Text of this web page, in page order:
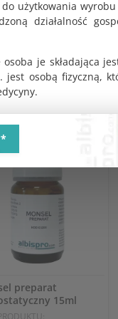
użytkowania
działalność
osoba je składająca
osobą fizyczną,
przez tkanki
odpowiednie
preparat
15ml